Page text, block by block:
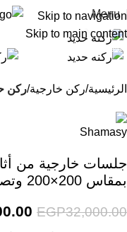
Skip to navigation
Skip to main content
Menu
-18%
Click to enlarge
الرئيسية ركن خارجية ركن
جلسات خارجية من
بمقاس 200×200 وتصميم عصري
EGP32,000.00